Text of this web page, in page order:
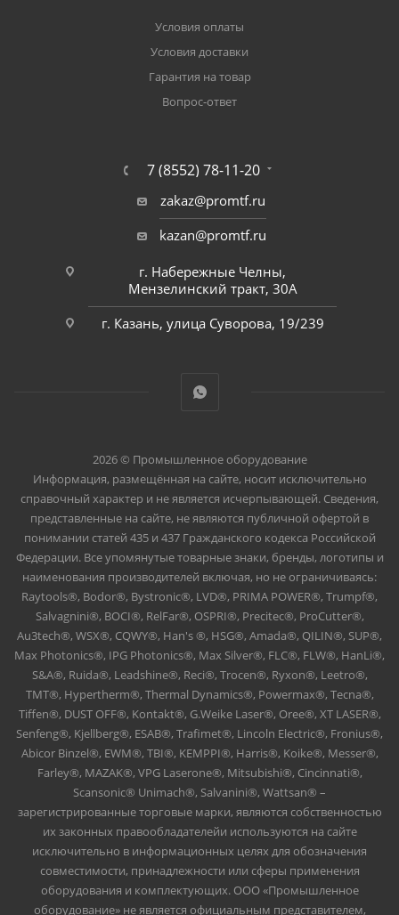
Условия оплаты
Условия доставки
Гарантия на товар
Вопрос-ответ
7 (8552) 78-11-20
zakaz@promtf.ru
kazan@promtf.ru
г. Набережные Челны,
Мензелинский тракт, 30А
г. Казань, улица Суворова, 19/239
2026 © Промышленное оборудование
Информация, размещённая на сайте, носит исключительно
справочный характер и не является исчерпывающей. Сведения,
представленные на сайте, не являются публичной офертой в
понимании статей 435 и 437 Гражданского кодекса Российской
Федерации. Все упомянутые товарные знаки, бренды, логотипы и
наименования производителей включая, но не ограничиваясь:
Raytools®, Bodor®, Bystronic®, LVD®, PRIMA POWER®, Trumpf®,
Salvagnini®, BOCI®, RelFar®, OSPRI®, Precitec®, ProCutter®,
Au3tech®, WSX®, CQWY®, Han's ®, HSG®, Amada®, QILIN®, SUP®,
Max Photonics®, IPG Photonics®, Max Silver®, FLC®, FLW®, HanLi®,
S&A®, Ruida®, Leadshine®, Reci®, Trocen®, Ryxon®, Leetro®,
TMT®, Hypertherm®, Thermal Dynamics®, Powermax®, Tecna®,
Tiffen®, DUST OFF®, Kontakt®, G.Weike Laser®, Oree®, XT LASER®,
Senfeng®, Kjellberg®, ESAB®, Trafimet®, Lincoln Electric®, Fronius®,
Abicor Binzel®, EWM®, TBI®, KEMPPI®, Harris®, Koike®, Messer®,
Farley®, MAZAK®, VPG Laserone®, Mitsubishi®, Cincinnati®,
Scansonic® Unimach®, Salvanini®, Wattsan® –
зарегистрированные торговые марки, являются собственностью
их законных правообладателейи используются на сайте
исключительно в информационных целях для обозначения
совместимости, принадлежности или сферы применения
оборудования и комплектующих. ООО «Промышленное
оборудование» не является официальным представителем,